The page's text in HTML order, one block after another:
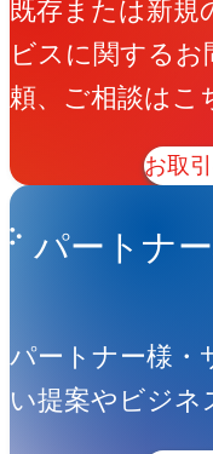
既存または新規
ビスに関する
頼、ご相談はこ
お取
パートナ
パートナー様・
い提案やビジネ